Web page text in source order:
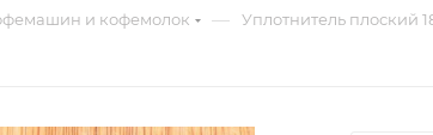
и кофемолок — Уплотнитель плоский